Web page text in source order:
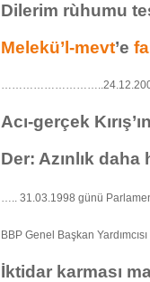
Dilerim rùhumu
Melekü’l-mevt’e
Acı-gerçek
Der: Azınlık
….. 31.03.1998 günü
BBP Genel Başkan Yardımcısı
İktidar karması